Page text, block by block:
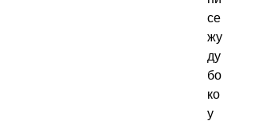
се
жу
ду
бо
ко
у